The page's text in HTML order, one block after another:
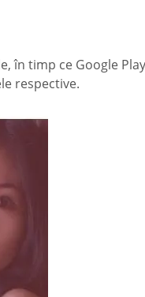
în timp ce Google
respective.